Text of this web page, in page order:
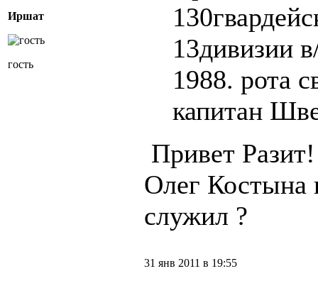
Иршат
гость
13дивизии
1988. рота
капитан
Привет
Олег Костына
служил ?
31 янв 2011 в 19:55